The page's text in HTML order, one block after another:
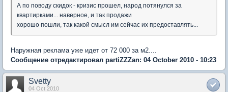
А по поводу скидок - кризис прошел, народ потянулся за
квартирками... наверное, и так продажи
хорошо пошли, так какой смысл им сейчас их предоставлять...
Наружная реклама уже идет от 72 000 за м2....
Сообщение отредактировал partiZZZan: 04 October 2010 - 10:23
Svetty
04 Oct 2010